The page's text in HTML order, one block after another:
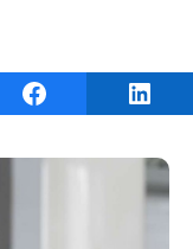
Share on Facebook